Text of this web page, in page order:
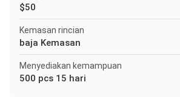
$50
Kemasan rincian
baja Kemasan
Menyediakan kemampuan
500 pcs 15 hari